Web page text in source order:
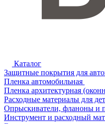
Каталог
Защитные покрытия для
Пленка автомобильная
Пленка архитектурная
Расходные материалы для
Опрыскиватели, фланоны и
Инструмент и расходный